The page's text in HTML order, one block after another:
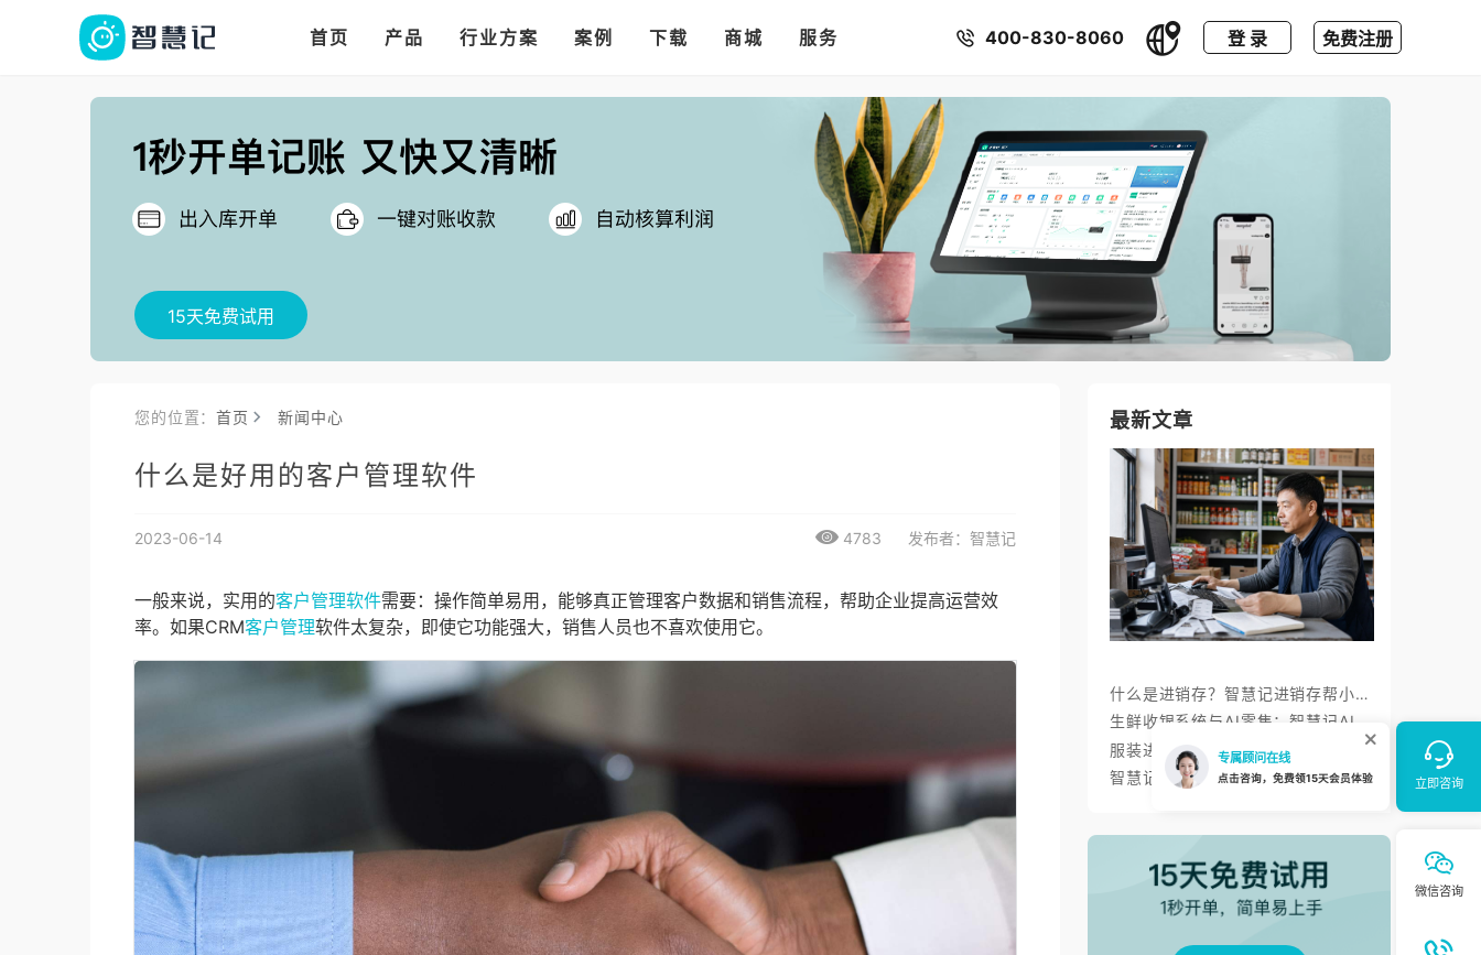
首页 产品
多语言、多币种、多汇率。
行业方案
多店多仓统管，调拨更高效 把你的店铺开进手机微信里
案例 下载 商城 服务 400-830-8060 登 录 免费注册
15天免费试用
您的位置：首页 新闻中心
什么是好用的客户管理软件
2023-06-14 4783 发布者：智慧记
一般来说，实用的客户管理软件需要：操作简单易用，能够真正管理客户数据和销售流程，帮助企业提高运营效
率。如果CRM客户管理软件太复杂，即使它功能强大，销售人员也不喜欢使用它。
最新文章
什么是进销存？智慧记进销存帮小微商户理顺开单、库存与对账
服装进销存软件怎么选：智慧记AI批量录入、齐色齐码开单与库存管理
智慧记Ailit亮相 InvoiceNow Fair 2026，为东南亚小微商户带来“开单+电子发票”新体验